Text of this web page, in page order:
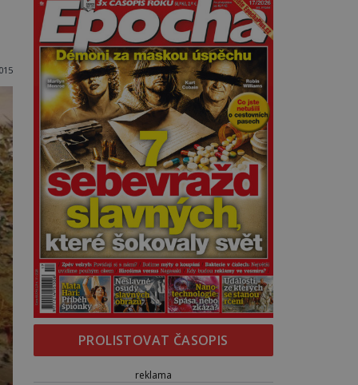
PROLISTOVAT ČASOPIS
reklama